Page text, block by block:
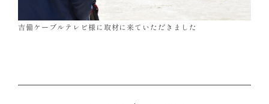
吉備ケーブルテレビ様に取材に来ていただきました